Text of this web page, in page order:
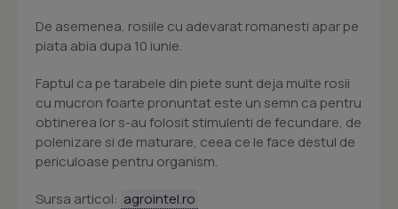
De asemenea, rosiile cu adevarat romanesti apar pe
piata abia dupa 10 iunie.
Faptul ca pe tarabele din piete sunt deja multe rosii
cu mucron foarte pronuntat este un semn ca pentru
obtinerea lor s-au folosit stimulenti de fecundare, de
polenizare si de maturare, ceea ce le face destul de
periculoase pentru organism.
Sursa articol: agrointel.ro